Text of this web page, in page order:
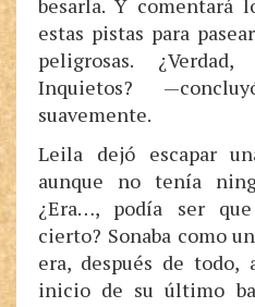
besarla. Y comentará
estas pistas para
peligrosas.
Inquietos?
suavemente.
Leila dejó escapar
aunque no tenía
¿Era…, podía ser
cierto? Sonaba como
era, después de
inicio de su último